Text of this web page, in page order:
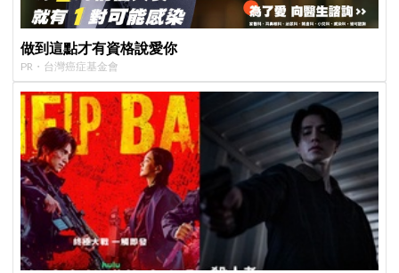
做到這點才有資格說愛你
PR・台灣癌症基金會